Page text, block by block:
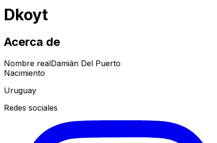
Dkoyt
Acerca de
Nombre realDamián Del Puerto
Nacimiento
Uruguay
Redes sociales